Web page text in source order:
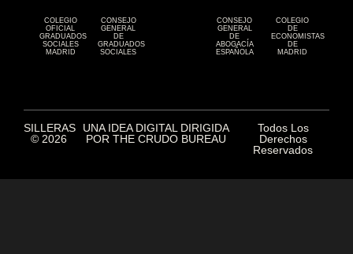
COLEGIO
OFICIAL
GRADUADOS
SOCIALES
MADRID
CONSEJO
GENERAL
DE
GRADUADOS
SOCIALES
CONSEJO
GENERAL
DE
ABOGACÍA
ESPAÑOLA
COLEGIO
DE
ECONOMISTAS
DE
MADRID
SILLERAS
© 2026
UNA IDEA DIGITAL DIRIGIDA
POR THE CRUDO BUREAU
Todos Los
Derechos
Reservados